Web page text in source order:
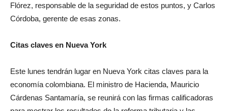
Flórez, responsable de la seguridad de estos puntos, y Carlos
Córdoba, gerente de esas zonas.
Citas claves en Nueva York
Este lunes tendrán lugar en Nueva York citas claves para la
economía colombiana. El ministro de Hacienda, Mauricio
Cárdenas Santamaría, se reunirá con las firmas calificadoras